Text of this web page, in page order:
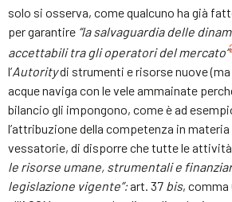
solo si osserva, come qualcuno ha già
per garantire “lasalvaguardia delle
accettabili tragli operatori del mercato”
l’Autoritydi strumenti e risorse nuove
acque naviga con le vele ammainate
bilancio gli impongono, come è ad
l’attribuzione della competenza in
vessatorie, di disporre che tutte le
le risorse umane, strumentali e
legislazione vigente”:art. 37 bis, comma